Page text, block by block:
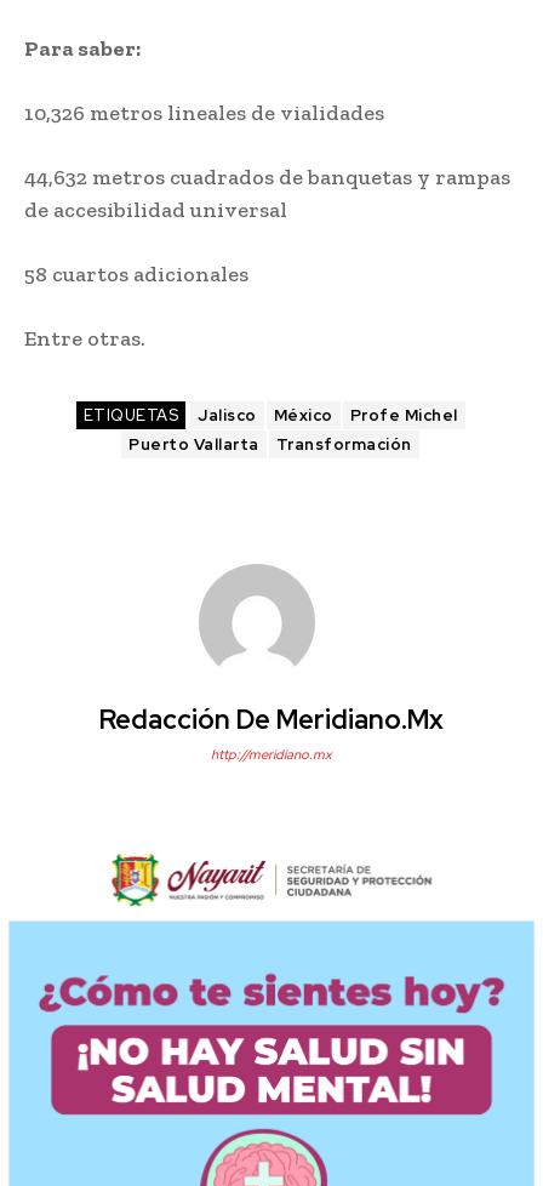
Para saber:
10,326 metros lineales de vialidades
44,632 metros cuadrados de banquetas y rampas
de accesibilidad universal
58 cuartos adicionales
Entre otras.
ETIQUETAS Jalisco México
Profe Michel
Puerto Vallarta
Transformación
Redacción De Meridiano.mx
http://meridiano.mx